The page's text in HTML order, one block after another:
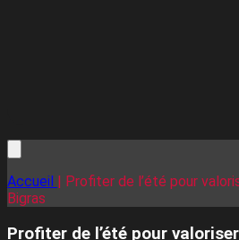
Accueil | Profiter de l’été pour
Bigras
Profiter de l’été pour